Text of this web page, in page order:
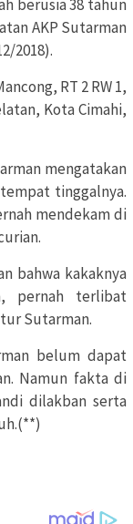
berusia 38 tahun
AKP Sutarman
2018).
RT 2 RW 1,
Kota Cimahi,
mengatakan
tinggalnya.
mendekam di
bahwa kakaknya
pernah terlibat
Sutarman.
belum dapat
Namun fakta di
dilakban serta